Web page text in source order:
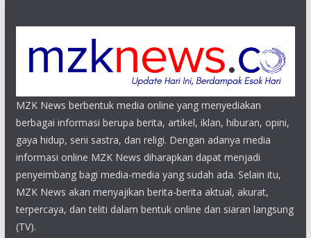
MZK News berbentuk media online yang menyediakan
berbagai informasi berupa berita, artikel, iklan, hiburan, opini,
gaya hidup, seni sastra, dan religi. Dengan adanya media
informasi online MZK News diharapkan dapat menjadi
penyeimbang bagi media-media yang sudah ada. Selain itu,
MZK News akan menyajikan berita-berita aktual, akurat,
terpercaya, dan teliti dalam bentuk online dan siaran langsung
(TV).